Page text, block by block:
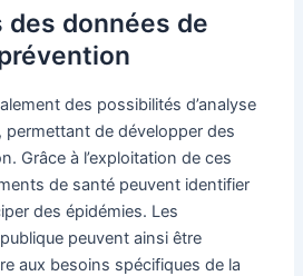
données de
des possibilités d’analyse
de développer des
Grâce à l’exploitation de ces
de santé peuvent identifier
des épidémies. Les
peuvent ainsi être
aux besoins spécifiques de la